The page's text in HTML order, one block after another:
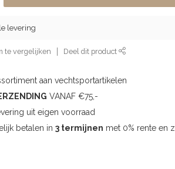
levering
te vergelijken Deel dit product
aan vechtsportartikelen
VANAF €75,-
uit eigen voorraad
betalen in3 termijnen met 0% rente en